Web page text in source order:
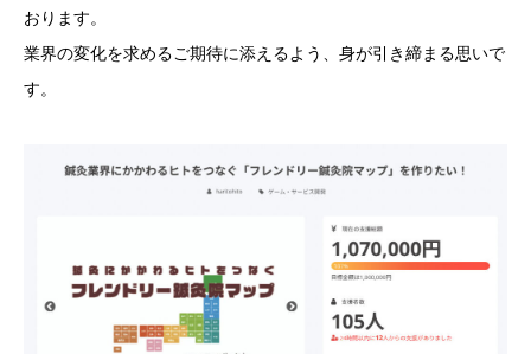
おります。
業界の変化を求めるご期待に添えるよう、身が引き締まる思いで
す。